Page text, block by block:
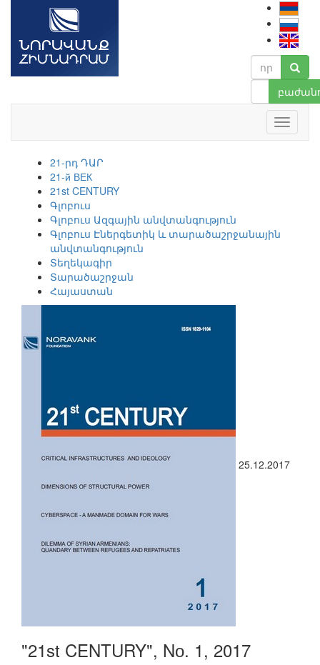
21-րդ ԴԱՐ
21-й ВЕК
21st CENTURY
Գլոբուս
Գլոբուս Ազգային անվտանգություն
Գլոբուս Էներգետիկ և տարածաշրջանային
անվտանգություն
Տեղեկագիր
Տարածաշրջան
Հայաստան
25.12.2017
"21st CENTURY", Nо. 1, 2017